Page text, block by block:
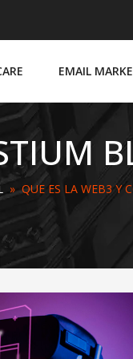
EMAIL
»QUE ES LA WEB3 Y